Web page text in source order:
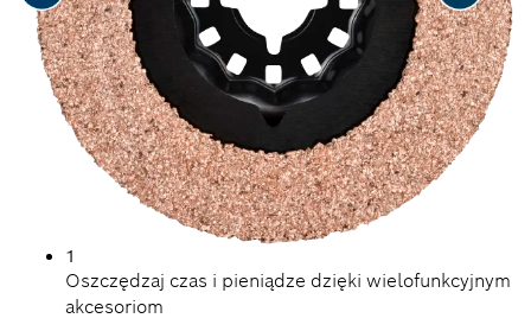
1
Oszczędzaj czas i pieniądze dzięki wielofunkcyjnym
akcesoriom